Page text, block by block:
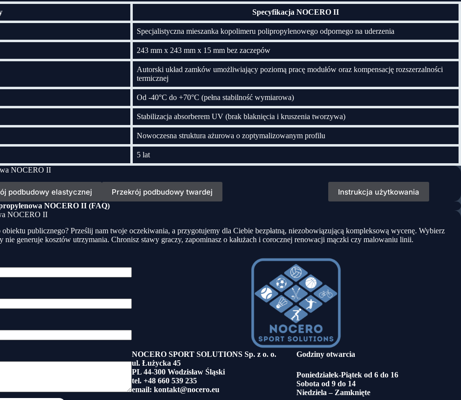
Specyfikacja NOCERO II
Specjalistyczna mieszanka kopolimeru polipropylenowego odpornego na uderzenia
243 mm x 243 mm x 15 mm bez zaczepów
Autorski układ zamków umożliwiający poziomą pracę modułów oraz kompensację rozszerzalności
termicznej
Od -40°C do +70°C (pełna stabilność wymiarowa)
Stabilizacja absorberem UV (brak blaknięcia i kruszenia tworzywa)
Nowoczesna struktura ażurowa o zoptymalizowanym profilu
5 lat
NOCERO II
podbudowy elastycznej Przekrój podbudowy twardej Instrukcja użytkowania
NOCERO II (FAQ)
NOCERO II
publicznego? Prześlij nam twoje oczekiwania, a przygotujemy dla Ciebie bezpłatną, niezobowiązującą kompleksową wycenę. Wybierz
generuje kosztów utrzymania. Chronisz stawy graczy, zapominasz o kałużach i corocznej renowacji mączki czy malowaniu linii.
NOCERO SPORT SOLUTIONS Sp. z o. o.
ul. Łużycka 45
PL 44-300 Wodzisław Śląski
tel. +48 660 539 235
email: kontakt@nocero.eu
Godziny otwarcia
Poniedziałek-Piątek od 6 do 16
Sobota od 9 do 14
Niedziela – Zamknięte